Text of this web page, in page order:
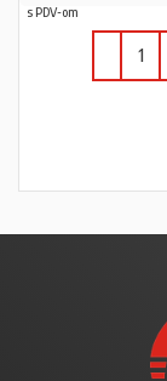
s PDV-om